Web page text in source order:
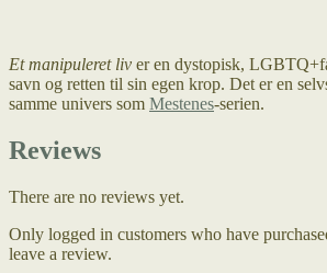
Et manipuleret liv er en dystopisk,
savn og retten til sin egen krop. Det er en
samme univers som Mestenes-serien.
Reviews
There are no reviews yet.
Only logged in customers who have
leave a review.